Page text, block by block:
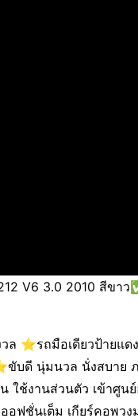
V6 3.0 2010 สี
⭐️รถมือเดียวป้ายแ
บดี นุ่มนวล นั่งสบาย
ใช้งานส่วนตัว เข้าศู
ฟชั่นเต็ม เกียร์คอพวง